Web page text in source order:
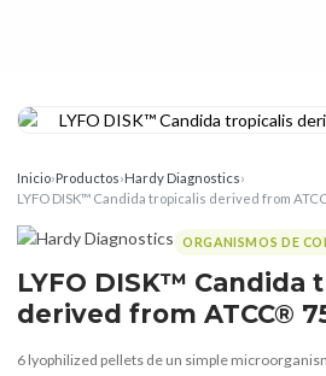
Inicio›Productos›Hardy Diagnostics›
LYFO DISK™ Candida tropicalis derived from
ORGANISMOS DE
LYFO DISK™ Candida
derived from ATCC®
6 lyophilized pellets de un simple